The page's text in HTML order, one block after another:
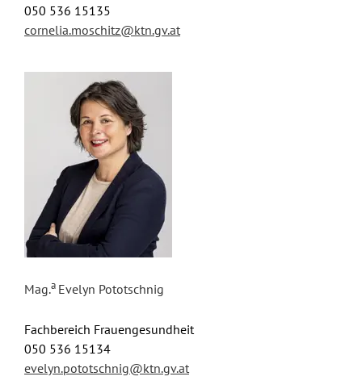
050 536 15135
cornelia.moschitz@ktn.gv.at
Mag.a Evelyn Pototschnig
Fachbereich Frauengesundheit
050 536 15134
evelyn.pototschnig@ktn.gv.at